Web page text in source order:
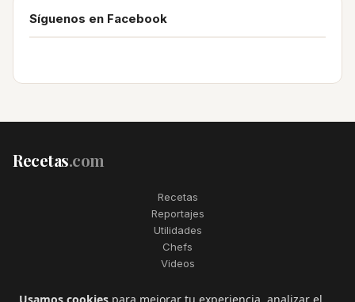
Síguenos en Facebook
Recetas.com
Recetas
Reportajes
Utilidades
Chefs
Videos
2006–2026. Todos los derechos reservados. Recetas.com es una